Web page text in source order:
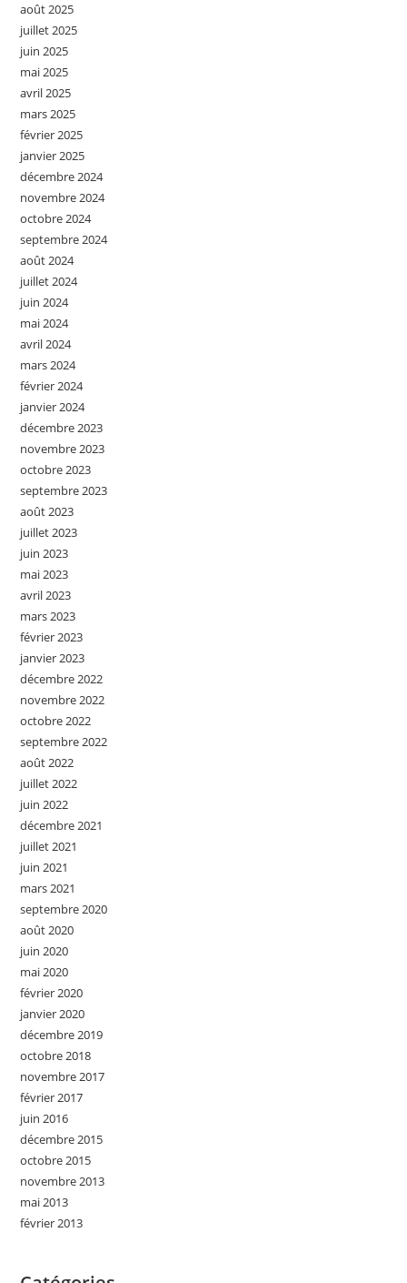
août 2025
juillet 2025
juin 2025
mai 2025
avril 2025
mars 2025
février 2025
janvier 2025
décembre 2024
novembre 2024
octobre 2024
septembre 2024
août 2024
juillet 2024
juin 2024
mai 2024
avril 2024
mars 2024
février 2024
janvier 2024
décembre 2023
novembre 2023
octobre 2023
septembre 2023
août 2023
juillet 2023
juin 2023
mai 2023
avril 2023
mars 2023
février 2023
janvier 2023
décembre 2022
novembre 2022
octobre 2022
septembre 2022
août 2022
juillet 2022
juin 2022
décembre 2021
juillet 2021
juin 2021
mars 2021
septembre 2020
août 2020
juin 2020
mai 2020
février 2020
janvier 2020
décembre 2019
octobre 2018
novembre 2017
février 2017
juin 2016
décembre 2015
octobre 2015
novembre 2013
mai 2013
février 2013